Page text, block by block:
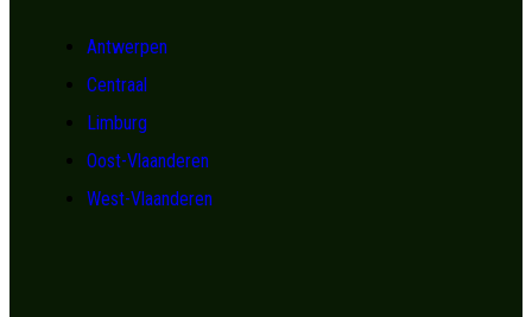
Antwerpen
Centraal
Limburg
Oost-Vlaanderen
West-Vlaanderen